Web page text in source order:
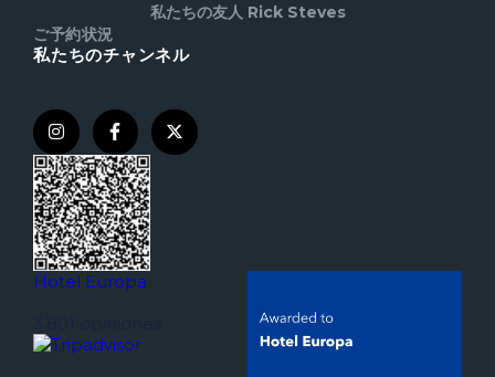
私たちの友人 Rick Steves
ご予約状況
私たちのチャンネル
Hotel Europa